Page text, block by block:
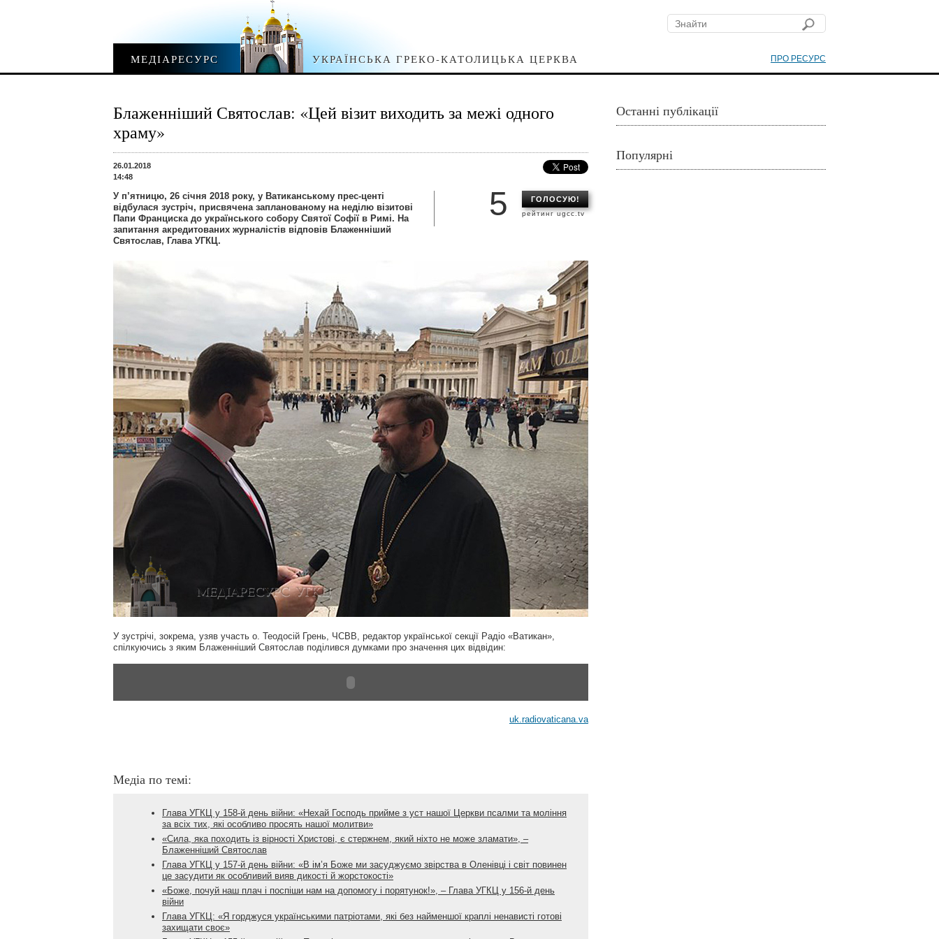
ПРО РЕСУРС
МЕДІАРЕСУРС УКРАЇНСЬКА ГРЕКО-КАТОЛИЦЬКА ЦЕРКВА
Блаженніший Святослав: «Цей візит виходить за межі одного
храму»
26.01.2018
14:48
ГОЛОСУЮ!
рейтинг ugcc.tv
5
У п’ятницю, 26 січня 2018 року, у Ватиканському прес-центі
відбулася зустріч, присвячена запланованому на неділю візитові
Папи Франциска до українського собору Святої Софії в Римі. На
запитання акредитованих журналістів відповів Блаженніший
Святослав, Глава УГКЦ.
У зустрічі, зокрема, узяв участь о. Теодосій Грень, ЧСВВ, редактор української секції Радіо «Ватикан»,
спілкуючись з яким Блаженніший Святослав поділився думками про значення цих відвідин:
uk.radiovaticana.va
Медіа по темі:
Глава УГКЦ у 158-й день війни: «Нехай Господь прийме з уст нашої Церкви псалми та моління
за всіх тих, які особливо просять нашої молитви»
«Сила, яка походить із вірності Христові, є стержнем, який ніхто не може зламати», –
Блаженніший Святослав
Глава УГКЦ у 157-й день війни: «В ім’я Боже ми засуджуємо звірства в Оленівці і світ повинен
це засудити як особливий вияв дикості й жорстокості»
«Боже, почуй наш плач і поспіши нам на допомогу і порятунок!», – Глава УГКЦ у 156-й день
війни
Глава УГКЦ: «Я горджуся українськими патріотами, які без найменшої краплі ненависті готові
захищати своє»
Останні публікації
Популярні